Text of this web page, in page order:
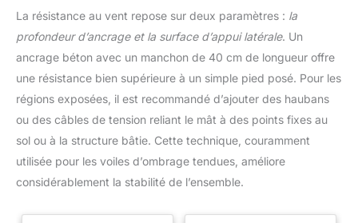
La résistance au vent repose sur deux paramètres : la
profondeur d’ancrage et la surface d’appui latérale. Un
ancrage béton avec un manchon de 40 cm de longueur offre
une résistance bien supérieure à un simple pied posé. Pour les
régions exposées, il est recommandé d’ajouter des haubans
ou des câbles de tension reliant le mât à des points fixes au
sol ou à la structure bâtie. Cette technique, couramment
utilisée pour les voiles d’ombrage tendues, améliore
considérablement la stabilité de l’ensemble.